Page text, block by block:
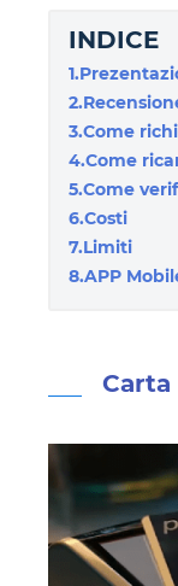
INDICE
3.Come
4.Come
5.Come
6.Costi
7.Limiti
8.APP
Carta